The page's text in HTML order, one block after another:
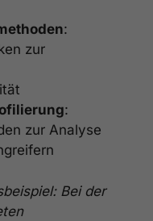
:
zur
:
zur Analyse
Bei der